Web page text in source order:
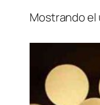
Mostrando